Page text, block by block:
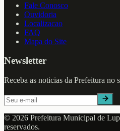
Fale Conosco
Ouvidoria
Localizacao
FAQ
Mapa do Site
Newsletter
Receba as noticias da Prefeitura no
© 2026 Prefeitura Municipal de
reservados.